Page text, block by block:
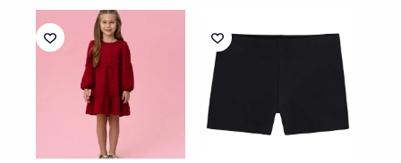
variants.
The
options
may
be
chosen
on
the
product
page
the
product